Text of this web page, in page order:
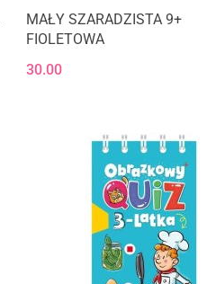
MAŁY SZARADZISTA 9+
FIOLETOWA
30.00